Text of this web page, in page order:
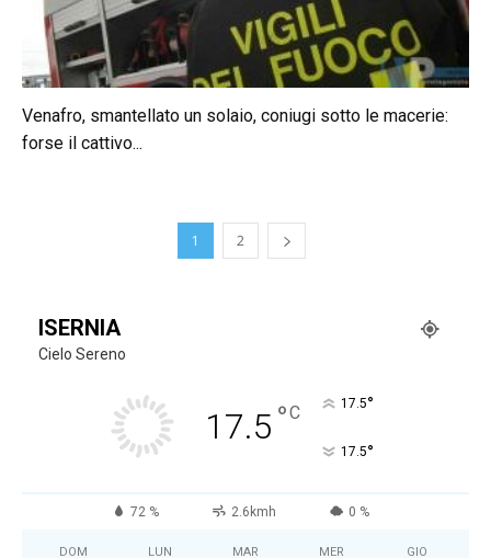
Venafro, smantellato un solaio, coniugi sotto le macerie:
forse il cattivo...
1 2
ISERNIA
Cielo Sereno
17.5 °C 17.5°
17.5°
72 % 2.6kmh 0 %
DOM LUN MAR MER GIO